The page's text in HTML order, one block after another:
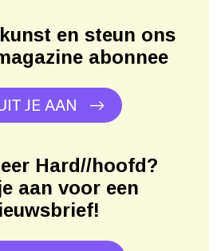
en steun ons
abonnee
JE AAN
Hard//hoofd?
aan voor een